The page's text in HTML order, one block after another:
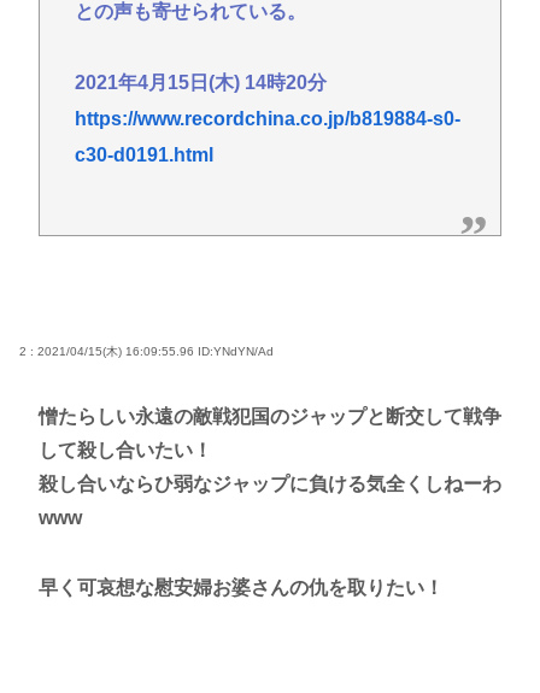
との声も寄せられている。
2021年4月15日(木) 14時20分
https://www.recordchina.co.jp/b819884-s0-
c30-d0191.html
2 : 2021/04/15(木) 16:09:55.96 ID:YNdYN/Ad
憎たらしい永遠の敵戦犯国のジャップと断交して戦争
して殺し合いたい！
殺し合いならひ弱なジャップに負ける気全くしねーわ
www
早く可哀想な慰安婦お婆さんの仇を取りたい！